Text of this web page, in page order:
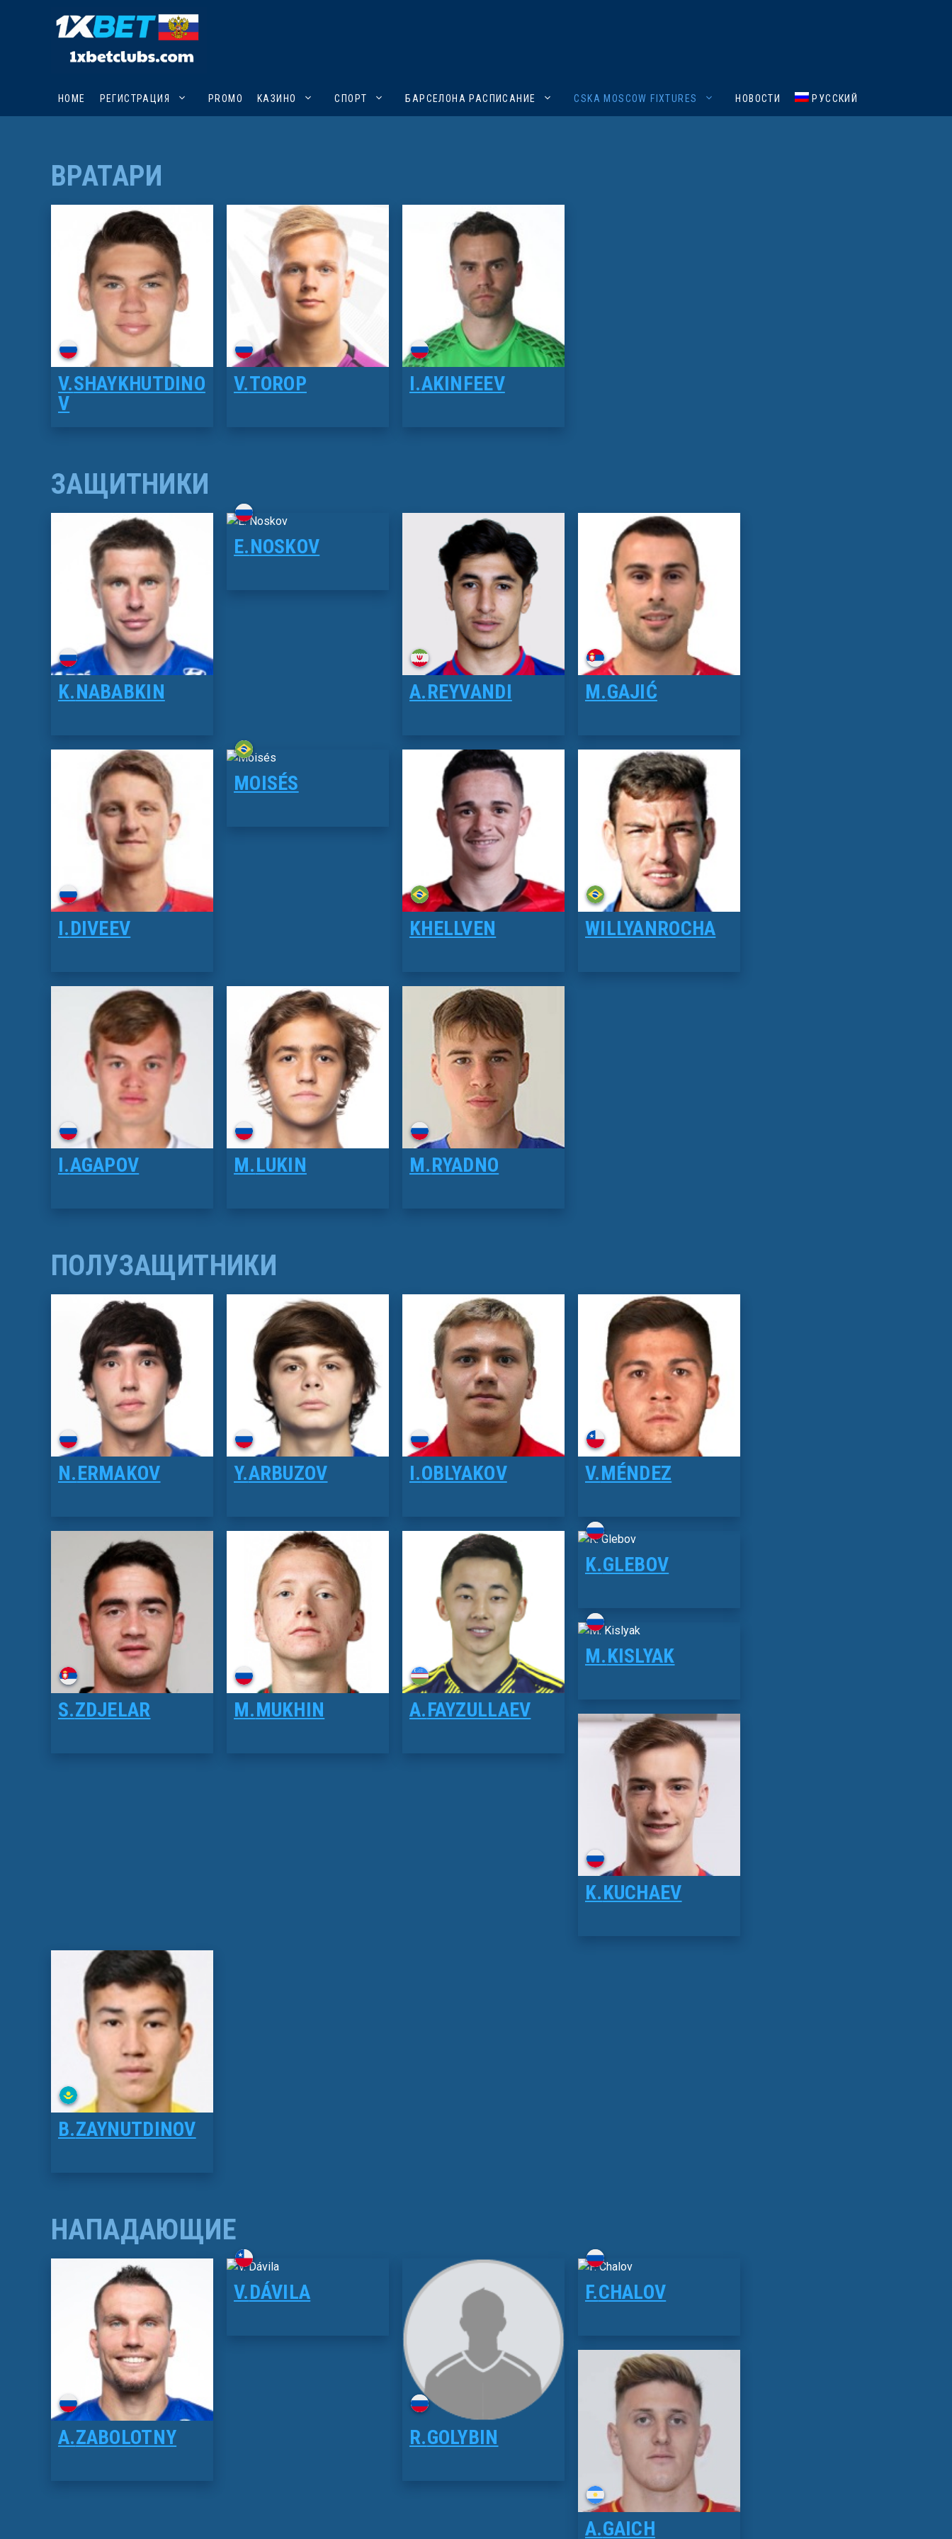
содержимому
HOME PЕГИСТРАЦИЯ PROMO KАЗИНО СПОРТ БАРСЕЛОНА РАСПИСАНИЕ CSKA MOSCOW FIXTURES НОВОСТИ РУССКИЙ
ВРАТАРИ
V.SHAYKHUTDINO
V
V.TOROP I.AKINFEEV
ЗАЩИТНИКИ
K.NABABKIN
E.NOSKOV
A.REYVANDI M.GAJIĆ
I.DIVEEV
MOISÉS
KHELLVEN WILLYANROCHA
I.AGAPOV M.LUKIN M.RYADNO
ПОЛУЗАЩИТНИКИ
N.ERMAKOV Y.ARBUZOV I.OBLYAKOV V.MÉNDEZ
S.ZDJELAR M.MUKHIN A.FAYZULLAEV
K.GLEBOV
M.KISLYAK
K.KUCHAEV
B.ZAYNUTDINOV
НАПАДАЮЩИЕ
A.ZABOLOTNY
V.DÁVILA
R.GOLYBIN
F.CHALOV
A.GAICH